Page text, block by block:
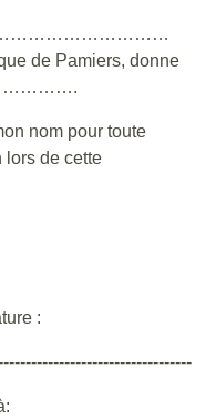
de Pamiers, donne
nom pour toute
lors de cette
: